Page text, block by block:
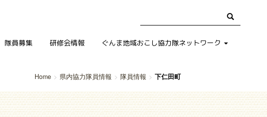
隊員募集 研修会情報 ぐんま地域おこし協力隊ネットワーク
Home 県内協力隊員情報 隊員情報 下仁田町